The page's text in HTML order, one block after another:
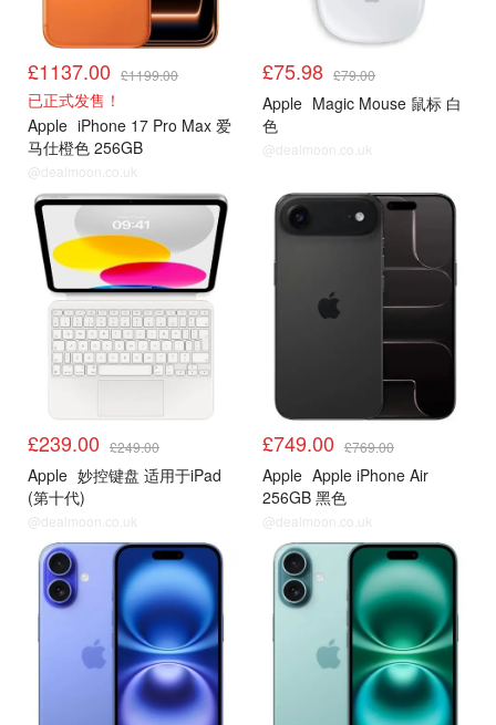
£1137.00 £1199.00
已正式发售！
Apple iPhone 17 Pro Max 爱
马仕橙色 256GB
@dealmoon.co.uk
£75.98 £79.00
Apple Magic Mouse 鼠标 白
色
@dealmoon.co.uk
£239.00 £249.00
Apple 妙控键盘 适用于iPad
(第十代)
@dealmoon.co.uk
£749.00 £769.00
Apple Apple iPhone Air
256GB 黑色
@dealmoon.co.uk